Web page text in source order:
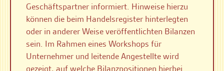
Geschäftspartner informiert. Hinweise hierzu
können die beim Handelsregister hinterlegten
oder in anderer Weise veröffentlichten Bilanzen
sein. Im Rahmen eines Workshops für
Unternehmer und leitende Angestellte wird
gezeigt, auf welche Bilanzpositionen hierbei